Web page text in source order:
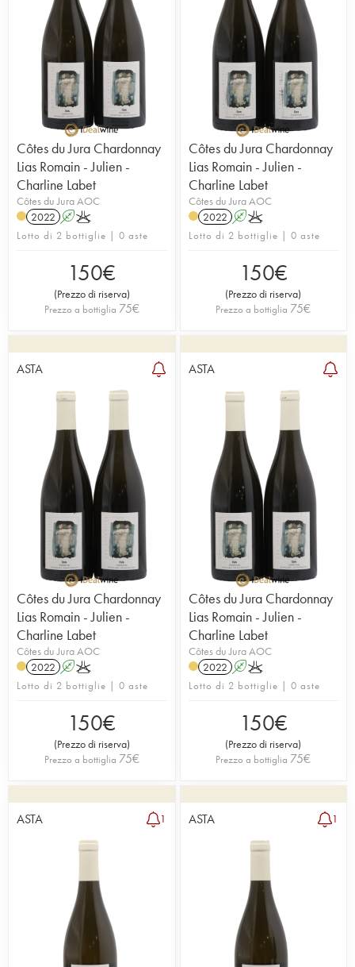
Côtes du Jura Chardonnay
Lias Romain - Julien -
Charline Labet
Côtes du Jura AOC
2022 AK
Lotto di 2 bottiglie | 0 aste
150€
(Prezzo di riserva)
Prezzo a bottiglia 75€
Côtes du Jura Chardonnay
Lias Romain - Julien -
Charline Labet
Côtes du Jura AOC
2022 AK
Lotto di 2 bottiglie | 0 aste
150€
(Prezzo di riserva)
Prezzo a bottiglia 75€
ASTA
Côtes du Jura Chardonnay
Lias Romain - Julien -
Charline Labet
Côtes du Jura AOC
2022 AK
Lotto di 2 bottiglie | 0 aste
150€
(Prezzo di riserva)
Prezzo a bottiglia 75€
ASTA
Côtes du Jura Chardonnay
Lias Romain - Julien -
Charline Labet
Côtes du Jura AOC
2022 AK
Lotto di 2 bottiglie | 0 aste
150€
(Prezzo di riserva)
Prezzo a bottiglia 75€
ASTA 1 ASTA 1